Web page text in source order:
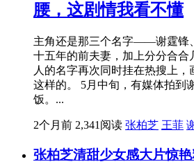
腰，这剧情我看不懂
主角还是那三个名字——谢霆锋
十五年的前夫妻，加上分分合合
人的名字再次同时挂在热搜上，
这样的。 5月中旬，有媒体拍到
饭。...
2个月前 2,341阅读 张柏芝 王菲
张柏芝清甜少女感大片惊